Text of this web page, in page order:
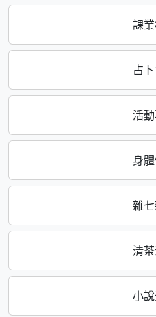
課
占
活
身
雜
清
小